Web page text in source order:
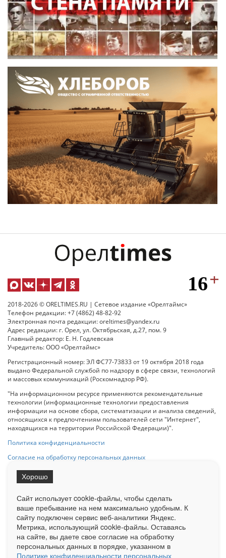
2018-2026 © ORELTIMES.RU | Сетевое издание «Орелтаймс»
Телефон редакции: +7 (4862) 48-82-92
Электронная почта редакции: oreltimes@yandex.ru
Адрес редакции: г. Орел, ул. Октябрьская, д.27, пом. 9
Главный редактор: Е. Н. Годлевская
Учредитель: ООО «Орелтаймс»
Регистрационный номер: ЭЛ ФС77-73833 от 19 октября 2018 года
выдано Федеральной службой по надзору в сфере связи, технологий
и массовых коммуникаций (Роскомнадзор РФ).
"На информационном ресурсе применяются рекомендательные
технологии (информационные технологии предоставления
информации на основе сбора, систематизации и анализа сведений,
относящихся к предпочтениям пользователей сети "Интернет",
находящихся на территории Российской Федерации)".
Политика конфиденциальности
Согласие на обработку персональных данных
на Сетевое издание «ОрелТаймс» обязательна.
Ограниченная статистика посещаемости доступна на сайте
Liveinternet.ru . Подробная статистика для рекламодателей по запросу
у менеджера.
Реклама Документы О нас Контакты
Сайт использует cookie-файлы, чтобы сделать
ваше пребывание на нем максимально удобным. К
cайту подключен сервис веб-аналитики Яндекс.
Метрика, использующий cookie-файлы. Оставаясь
на сайте, вы даете свое согласие на обработку
персональных данных в порядке, указанном в
Политике конфиденциальности персональных
Хорошо